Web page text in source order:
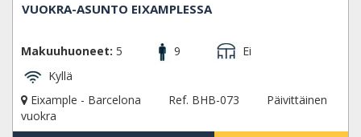
VUOKRA-ASUNTO EIXAMPLESSA
Makuuhuoneet: 5 9
Ei
Kyllä
Eixample - Barcelona
Ref. BHB-073
Päivittäinen
vuokra